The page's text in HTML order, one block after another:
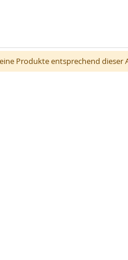
Produkte entsprechend dieser